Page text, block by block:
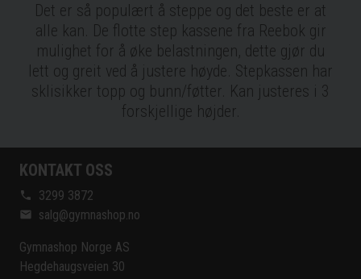
Det er så populært å steppe og det beste er at
alle kan. De flotte step kassene fra Reebok gir
mulighet for å øke belastningen, dette gjør du
lett og greit ved å justere høyde. Stepkassen har
sklisikker topp og bunn/føtter. Kan justeres i 3
forskjellige højder.
KONTAKT OSS
phone 3299 3872
email salg@gymnashop.no
Gymnashop Norge AS
Hegdehaugsveien 30